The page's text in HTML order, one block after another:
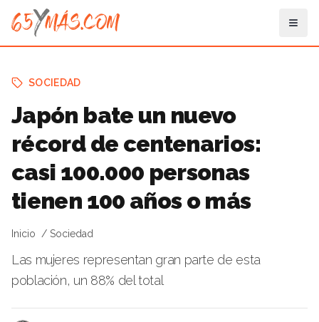
SOCIEDAD
Japón bate un nuevo
récord de centenarios:
casi 100.000 personas
tienen 100 años o más
Inicio Sociedad
Las mujeres representan gran parte de esta
población, un 88% del total